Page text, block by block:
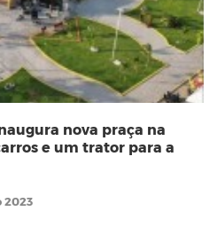
nova praça na
e um trator para a
2023